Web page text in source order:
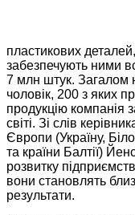
пластикових
забезпечують ними
7 млн штук. Загалом
чоловік, 200 з яких
продукцію компанія
світі. Зі слів
Європи (Україну,
та країни Балтії)
розвитку
вони становлять
результати.